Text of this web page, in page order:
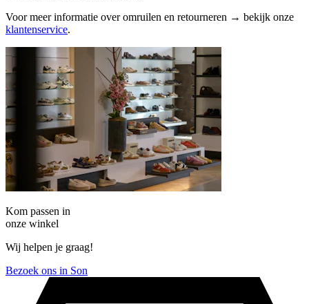
Voor meer informatie over omruilen en retourneren → bekijk onze
klantenservice.
Kom passen in
onze winkel
Wij helpen je graag!
Bezoek ons in Son